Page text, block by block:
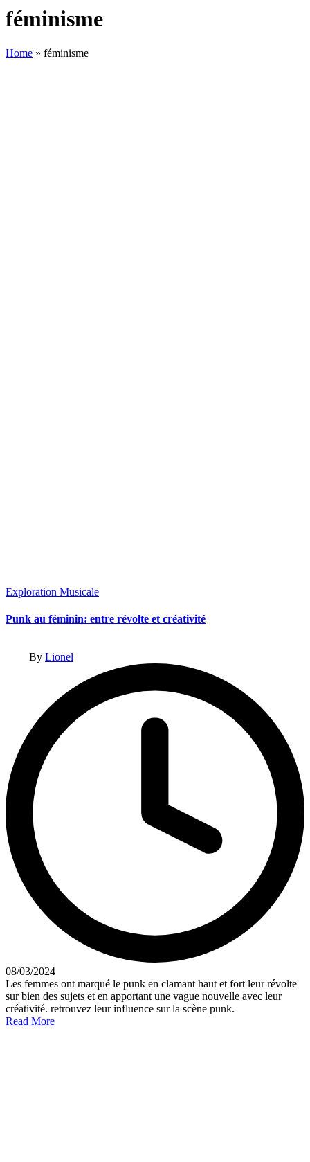
féminisme
Home » féminisme
Posted
Exploration Musicale
Punk au féminin: entre révolte et créativité
By Lionel
08/03/2024
Les femmes ont marqué le punk en clamant haut et fort leur révolte
sur bien des sujets et en apportant une vague nouvelle avec leur
créativité. retrouvez leur influence sur la scène punk.
Read More